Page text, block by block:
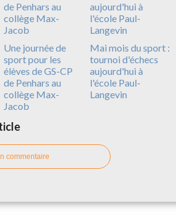
Une journée de
sport pour les
élèves de GS-CP
de Penhars au
collège Max-
Jacob
Mai mois du sport :
tournoi d'échecs
aujourd'hui à
l'école Paul-
Langevin
commentaire